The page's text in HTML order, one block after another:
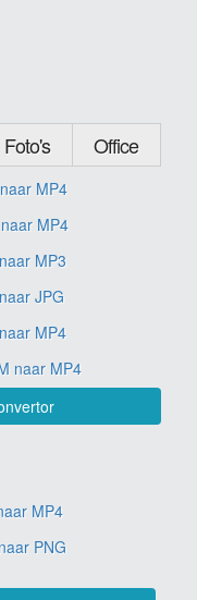
Foto's Office
MP4
MP4
MP3
JPG
MP4
naar MP4
MP4
PNG